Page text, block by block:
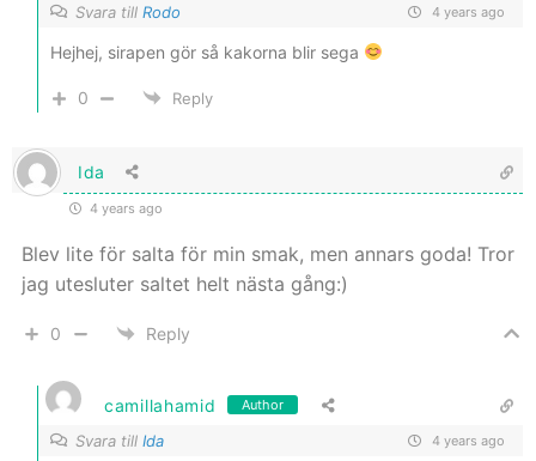
Svara till Rodo 4 years ago
Hejhej, sirapen gör så kakorna blir sega
0 Reply
Ida
4 years ago
Blev lite för salta för min smak, men annars goda! Tror
jag utesluter saltet helt nästa gång:)
0 Reply
camillahamid Author
Svara till Ida 4 years ago